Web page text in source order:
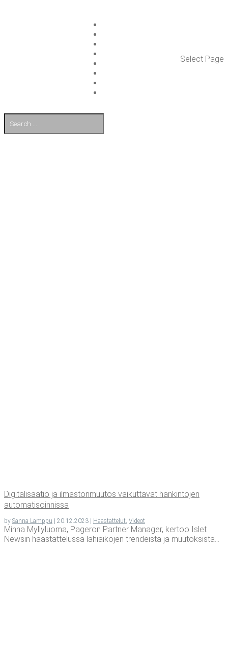
Select Page
Digi­ta­li­saa­tio ja ilmas­ton­muu­tos vai­kut­ta­vat han­kin­to­jen
automatisoinnissa
by Sanna Lamppu | 20.12.2023 | Haastattelut, Videot
Minna Myllyluoma, Pageron Partner Manager, kertoo Islet
Newsin haastattelussa lähiaikojen trendeistä ja muutoksista...